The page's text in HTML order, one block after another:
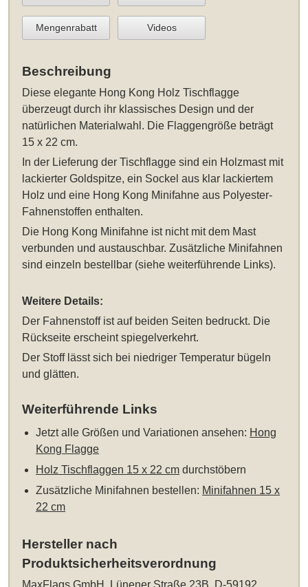
Mengenrabatt Videos
Beschreibung
Diese elegante Hong Kong Holz Tischflagge
überzeugt durch ihr klassisches Design und der
natürlichen Materialwahl. Die Flaggengröße beträgt
15 x 22 cm.
In der Lieferung der Tischflagge sind ein Holzmast mit
lackierter Goldspitze, ein Sockel aus klar lackiertem
Holz und eine Hong Kong Minifahne aus Polyester-
Fahnenstoffen enthalten.
Die Hong Kong Minifahne ist nicht mit dem Mast
verbunden und austauschbar. Zusätzliche Minifahnen
sind einzeln bestellbar (siehe weiterführende Links).
Weitere Details:
Der Fahnenstoff ist auf beiden Seiten bedruckt. Die
Rückseite erscheint spiegelverkehrt.
Der Stoff lässt sich bei niedriger Temperatur bügeln
und glätten.
Weiterführende Links
Jetzt alle Größen und Variationen ansehen: Hong
Kong Flagge
Holz Tischflaggen 15 x 22 cm durchstöbern
Zusätzliche Minifahnen bestellen: Minifahnen 15 x
22 cm
Hersteller nach
Produktsicherheitsverordnung
MaxFlags GmbH, Lünener Straße 23B, D-59192